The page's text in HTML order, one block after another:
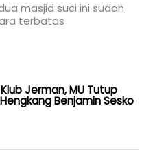
masjid suci ini sudah
terbatas
Jerman, MU Tutup
Benjamin Sesko